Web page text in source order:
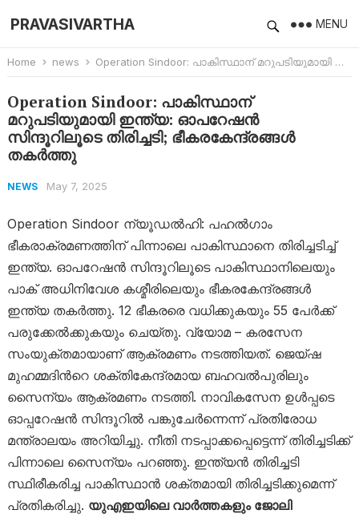
PRAVASIVARTHA MENU
Home news Operation Sindoor: പാകിസ്ഥാന് മറുപടിയുമായി ഇന്ത്യ: ഓപറേഷന്‍ സിന്ദൂറിലൂടെ തിരിച്ചടി; ഭീകരകേന്ദ്രങ്ങള്‍ തകര്‍ത്തു
Operation Sindoor: പാകിസ്ഥാന്
മറുപടിയുമായി ഇന്ത്യ: ഓപറേഷന്‍
സിന്ദൂറിലൂടെ തിരിച്ചടി; ഭീകരകേന്ദ്രങ്ങള്‍
തകര്‍ത്തു
NEWS May 7, 2025
Operation Sindoor ന്യൂഡല്‍ഹി: പഹല്‍ഗാം
ഭീകരാക്രമണത്തിന് പിന്നാലെ പാകിസ്ഥാനെ തിരിച്ചടിച്ച്
ഇന്ത്യ. ഓപറേഷന്‍ സിന്ദൂറിലൂടെ പാകിസ്ഥാനിലെയും
പാക് അധിനിവേശ കശ്മീരിലെയും ഭീകരകേന്ദ്രങ്ങള്‍
ഇന്ത്യ തകര്‍ത്തു. 12 ഭീകരരെ വധിക്കുകയും 55 പേര്‍ക്ക്
പരുക്കേല്‍ക്കുകയും ചെയ്തു. വ്യോമ – കരസേന
സംയുക്തമായാണ് ആക്രമണം നടത്തിയത്. ജെയ്ഷ
മുഹമ്മദിന്‍റെ ശക്തികേന്ദ്രമായ ബഹവല്‍പുരിലും
സൈന്യം ആക്രമണം നടത്തി. നാവികസേന ഉള്‍പ്പടെ
ഓപ്പറേഷന്‍ സിന്ദൂറില്‍ പങ്കുചേര്‍ന്നെന്ന് പ്രതിരോധ
മന്ത്രാലയം അറിയിച്ചു. നീതി നടപ്പാക്കപ്പെട്ടെന്ന് തിരിച്ചടിക്ക്
പിന്നാലെ സൈന്യം പറഞ്ഞു. ഇന്ത്യന്‍ തിരിച്ചടി
സ്ഥിരീകരിച്ച പാകിസ്ഥാന്‍ ശക്തമായി തിരിച്ചടിക്കുമെന്ന്
പ്രതികരിച്ചു. യുഎഇയിലെ വാർത്തകളും ജോലി